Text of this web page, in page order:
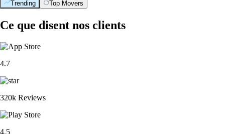
Trending Top Movers
Ce que disent nos clients
4.7
320k Reviews
4.5